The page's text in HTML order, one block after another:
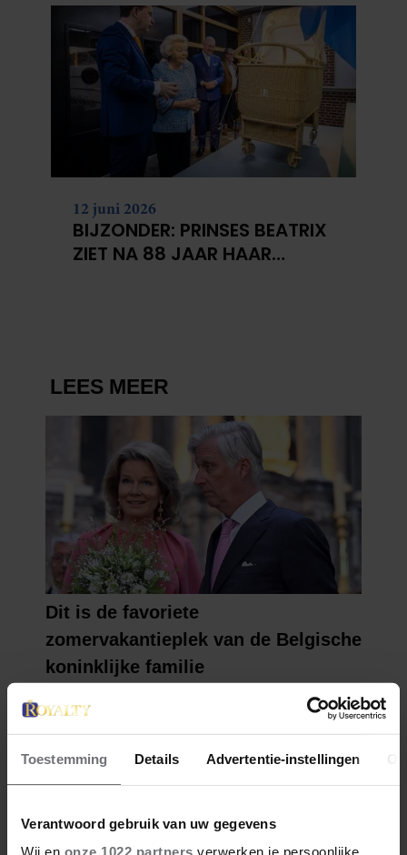
Toestemming Details Advertentie-instellingen
Verantwoord gebruik van uw gegevens
Wij en onze 1022 partners verwerken je persoonlijke
12 juni 2026
BIJZONDER: PRINSES BEATRIX
ZIET NA 88 JAAR HAAR